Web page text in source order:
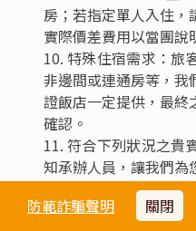
防範詐騙聲明 關閉
**如遇航空公司冬、夏
班時間，請以說明會資
**航空公司隨時會有提
敬請提供正確護照英文
**團體機票一經開出則
消時，訂金將無法退回
價值，且無法辦理退票
**如參加包銷班機行程
業條件，作業方式將不
第二十七條規範，如